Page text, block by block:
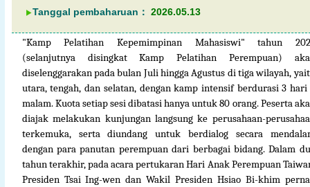
Tanggal pembaharuan： 2026.05.13
"Kamp Pelatihan Kepemimpinan Mahasiswi" tahun
(selanjutnya disingkat Kamp Pelatihan Perempuan)
diselenggarakan pada bulan Juli hingga Agustus di tiga wilayah,
utara, tengah, dan selatan, dengan kamp intensif berdurasi 3 hari
malam. Kuota setiap sesi dibatasi hanya untuk 80 orang. Peserta
diajak melakukan kunjungan langsung ke perusahaan-
terkemuka, serta diundang untuk berdialog secara
dengan para panutan perempuan dari berbagai bidang. Dalam
tahun terakhir, pada acara pertukaran Hari Anak Perempuan
Presiden Tsai Ing-wen dan Wakil Presiden Hsiao Bi-khim